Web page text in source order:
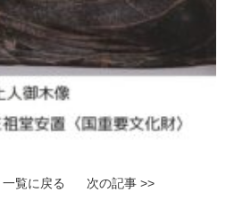
一覧に戻る 次の記事 >>